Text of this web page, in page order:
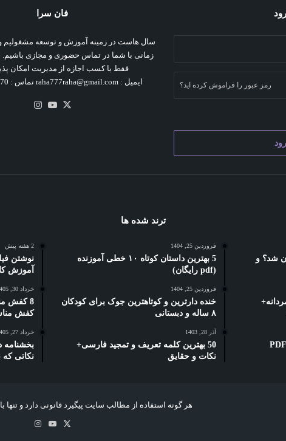
رمز عبور را فراموش کرده اید؟
فان سرا
سال هاست در زمینه آموزش و توسعه مشغولیم و
زمانی با شما در تماس حضوری و مجازی باشیم.
فقط با کسب اجازه از مدیریت امکان
ایمیل : raha777raha@gmail.com تماس : 09002047070
X یوتیوب
شد؟ و
نوشتن فیلمنامه کوتاه: 3 بهترین PDF
ترند شده ها
فروردین 25, 1404
5 بهترین داستان کوتاه ۱۰ خطی آموزنده
(pdf رایگان)
فروردین 25, 1404
خنده دارترین و کوتاهترین جوک برای کودکان
۸ ساله و دبستانی
آذر 28, 1403
50 بهترین کلمه تعریف و تمجید فارسی+
نکات و حقایق
2 هفته پیش
آموزش
خرداد 30, 1405
8 کفش
کفش
خرداد 27, 1405
نکاتی که
هر گونه استفاده از مطالب سایت پیگیرد قانونی دارد و
یوتیوباینستاگرام